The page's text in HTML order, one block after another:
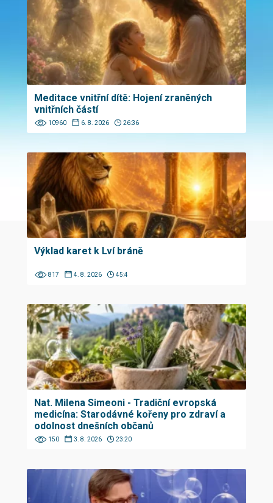
Meditace vnitřní dítě: Hojení zraněných
vnitřních částí
10960 6. 8. 2026 26:36
Výklad karet k Lví bráně
817 4. 8. 2026 45:4
Nat. Milena Simeoni - Tradiční evropská
medicína: Starodávné kořeny pro zdraví a
odolnost dnešních občanů
150 3. 8. 2026 23:20